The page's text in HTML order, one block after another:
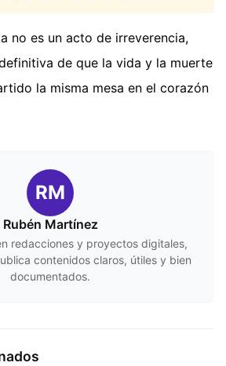
no es un acto de irreverencia,
de que la vida y la muerte
la misma mesa en el corazón
RM
Rubén Martínez
redacciones y proyectos digitales,
contenidos claros, útiles y bien
documentados.